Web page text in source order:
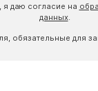
даю согласие на
данных.
обязательные для